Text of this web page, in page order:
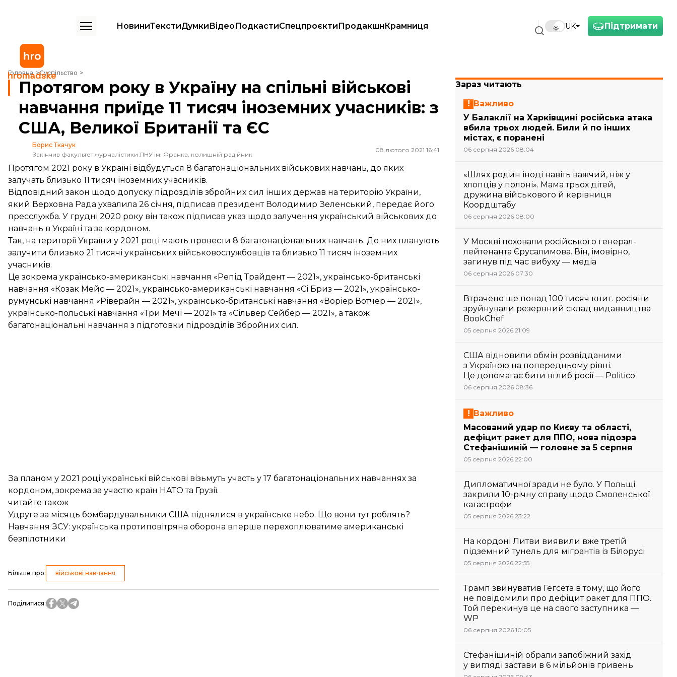
Підтримати
UK
НовиниТекстиДумкиВідеоПодкастиСпецпроєктиПродакшнКрамниця
Головна Суспільство
Протягом року в Україну на спільні військові навчання приїде 11 тисяч іноземних учасників: з США, Великої Британії та ЄС
Протягом року в Україну на спільні військові
навчання приїде 11 тисяч іноземних учасників: з
США, Великої Британії та ЄС
Борис Ткачук
Закінчив факультет журналістики ЛНУ ім. Франка, колишній радійник
08 лютого 2021 16:41
Протягом 2021 року в Україні відбудуться 8 багатонаціональних військових навчань, до яких
залучать близько 11 тисяч іноземних учасників.
Відповідний закон щодо допуску підрозділів збройних сил інших держав на територію України,
який Верховна Рада ухвалила 26 січня, підписав президент Володимир Зеленський, передає його
пресслужба. У грудні 2020 року він також підписав указ щодо залучення український військових до
навчань в Україні та за кордоном.
Так, на території України у 2021 році мають провести 8 багатонаціональних навчань. До них планують
залучити близько 21 тисячі українських військовослужбовців та близько 11 тисяч іноземних
учасників.
Це зокрема українсько-американські навчання «Репід Трайдент — 2021», українсько-британські
навчання «Козак Мейс — 2021», українсько-американські навчання «Сі Бриз — 2021», українсько-
румунські навчання «Ріверайн — 2021», українсько-британські навчання «Воріер Вотчер — 2021»,
українсько-польські навчання «Три Мечі — 2021» та «Сільвер Сейбер — 2021», а також
багатонаціональні навчання з підготовки підрозділів Збройних сил.
За планом у 2021 році українські військові візьмуть участь у 17 багатонаціональних навчаннях за
кордоном, зокрема за участю країн НАТО та Грузії.
читайте також
Удруге за місяць бомбардувальники США піднялися в українське небо. Що вони тут роблять?
Навчання ЗСУ: українська протиповітряна оборона вперше перехоплюватиме американські
безпілотники
Більше про: військові навчання
Поділитися:
Зараз читають
Важливо
У Балаклії на Харківщині російська атака
вбила трьох людей. Били й по інших
містах, є поранені
06 серпня 2026 08:04
«Шлях родин іноді навіть важчий, ніж у
хлопців у полоні». Мама трьох дітей,
дружина військового й керівниця
Коордштабу
06 серпня 2026 08:00
У Москві поховали російського генерал-
лейтенанта Єрусалимова. Він, імовірно,
загинув під час вибуху — медіа
06 серпня 2026 07:30
Втрачено ще понад 100 тисяч книг. росіяни
зруйнували резервний склад видавництва
BookChef
05 серпня 2026 21:09
США відновили обмін розвідданими
з Україною на попередньому рівні.
Це допомагає бити вглиб росії — Politico
06 серпня 2026 08:36
Важливо
Масований удар по Києву та області,
дефіцит ракет для ППО, нова підозра
Стефанішиній — головне за 5 серпня
05 серпня 2026 22:00
Дипломатичної зради не було. У Польщі
закрили 10-річну справу щодо Смоленської
катастрофи
05 серпня 2026 23:22
На кордоні Литви виявили вже третій
підземний тунель для мігрантів із Білорусі
05 серпня 2026 22:55
Трамп звинуватив Гегсета в тому, що його
не повідомили про дефіцит ракет для ППО.
Той перекинув це на свого заступника —
WP
06 серпня 2026 10:05
Стефанішиній обрали запобіжний захід
у вигляді застави в 6 мільйонів гривень